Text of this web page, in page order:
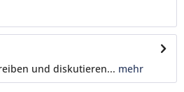
und diskutieren... mehr